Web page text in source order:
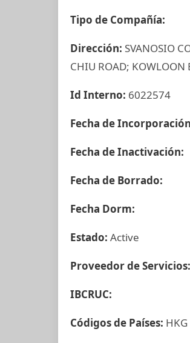
Tipo de Compañía:
Dirección: SVANOSIO
CHIU ROAD; KOWLOON
Id Interno: 6022574
Fecha de
Fecha de Inactivación:
Fecha de Borrado:
Fecha Dorm:
Estado: Active
Proveedor de Servicios:
IBCRUC:
Códigos de Países: HKG